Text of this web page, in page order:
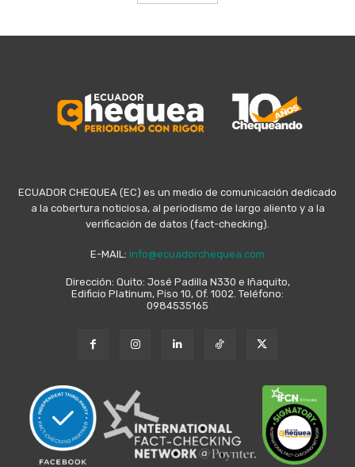
ECUADOR CHEQUEA (EC) es un medio de comunicación dedicado
a la cobertura noticiosa, al periodismo de largo aliento y a la
verificación de datos (fact-checking).
E-MAIL: info@ecuadorchequea.com
Dirección: Quito: José Padilla N330 e Iñaquito,
Edificio Platinum, Piso 10, Of. 1002. Teléfono:
0984535165